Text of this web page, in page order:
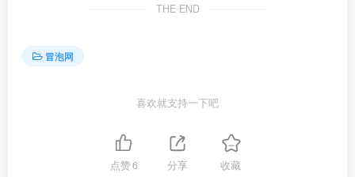
THE END
冒泡网
喜欢就支持一下吧
点赞6 分享 收藏